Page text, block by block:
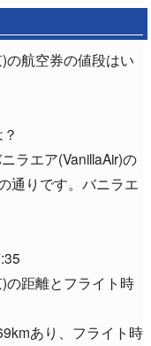
の航空券の値段はい
ラエア(VanillaAir)の
通りです。バニラエ
距離とフライト時
あり、フライト時